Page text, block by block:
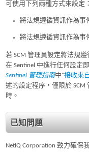
可使用下列兩種方式來設定：
將法規遵循資訊作為事
將法規遵循資訊作為事
若 SCM 管理員設定將法規
在 Sentinel 中進行任何設定
Sentinel 管理指南中 接收來
述的設定程序，僅限於
時。
已知問題
NetIQ Corporation 致力確